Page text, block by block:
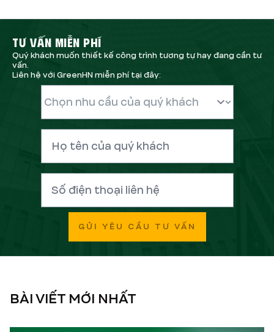
TƯ VẤN MIỄN PHÍ
Quý khách muốn thiết kế công trình tương tự hay đang cần tư
vấn.
Liên hệ với GreenHN miễn phí tại đây:
GỬI YÊU CẦU TƯ VẤN
BÀI VIẾT MỚI NHẤT